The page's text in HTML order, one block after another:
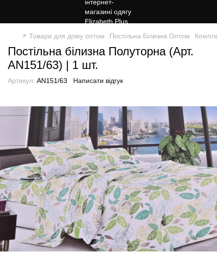
📌 Товари для дому оптом Постільна Білизна Оптом
Постільна білизна Полуторна (Арт.
AN151/63) | 1 шт.
Артикул: AN151/63 Написати відгук